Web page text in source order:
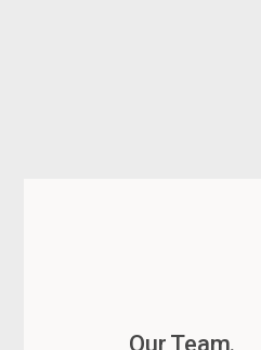
Our Team.